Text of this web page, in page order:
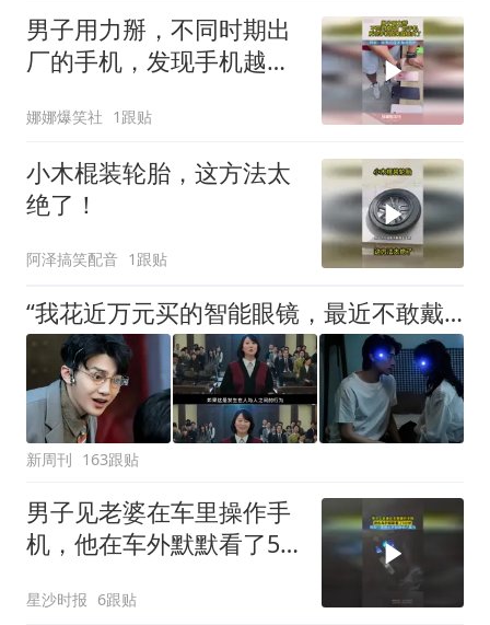
男子用力掰，不同时期出
厂的手机，发现手机越来
娜娜爆笑社 1跟贴
小木棍装轮胎，这方法太
绝了！
阿泽搞笑配音 1跟贴
“我花近万元买的智能眼镜，最近不敢戴出门”
新周刊 163跟贴
男子见老婆在车里操作手
机，他在车外默默看了5
除非己莫为
星沙时报 6跟贴